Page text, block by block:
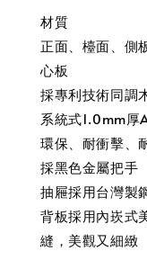
材質
正面、檯面、側
心板
採專利技術同調
系統式1.0mm厚
環保、耐衝擊、
採黑色金屬把手
抽屜採用台灣製
背板採用內崁式
縫，美觀又細緻